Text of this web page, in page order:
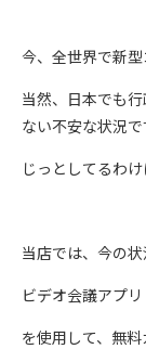
今、全世界で新型
当然、日本でも
ない不安な状況で
じっとしてるわけ
当店では、今の
ビデオ会議アプリ
を使用して、無料